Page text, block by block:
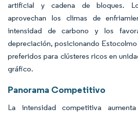
artificial y cadena de bloques.
aprovechan los climas de
intensidad de carbono y los
depreciación, posicionando
preferidos para clústeres ricos en
gráfico.
Panorama Competitivo
La intensidad competitiva